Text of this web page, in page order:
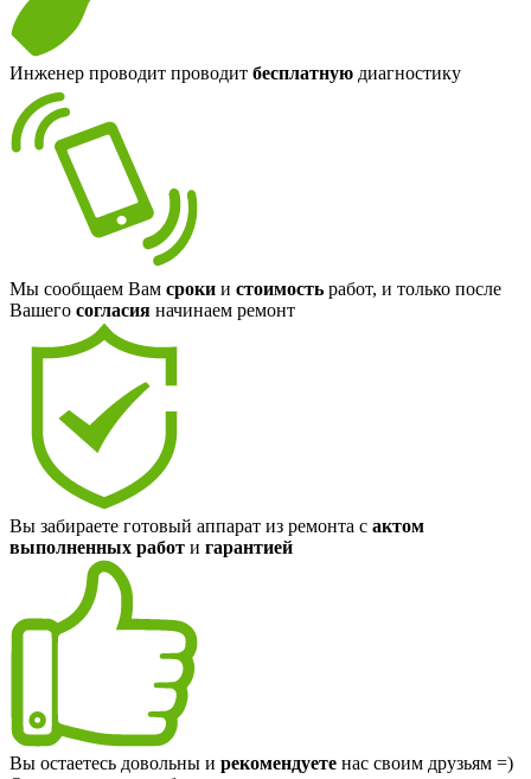
Инженер проводит проводит бесплатную диагностику
Мы сообщаем Вам сроки и стоимость работ, и только после
Вашего согласия начинаем ремонт
Вы забираете готовый аппарат из ремонта с актом
выполненных работ и гарантией
Вы остаетесь довольны и рекомендуете нас своим друзьям =)